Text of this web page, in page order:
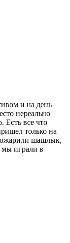
и на день
нереально
Есть все что
только на
шашлык,
мы играли в